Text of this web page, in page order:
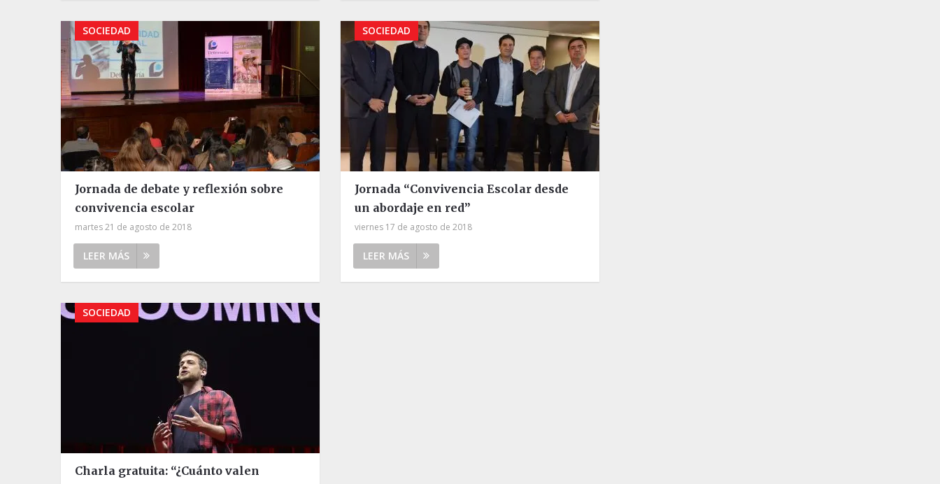
SOCIEDAD
Jornada de debate y reflexión sobre
convivencia escolar
martes 21 de agosto de 2018
LEER MÁS
SOCIEDAD
Jornada “Convivencia Escolar desde
un abordaje en red”
viernes 17 de agosto de 2018
LEER MÁS
SOCIEDAD
Charla gratuita: “¿Cuánto valen